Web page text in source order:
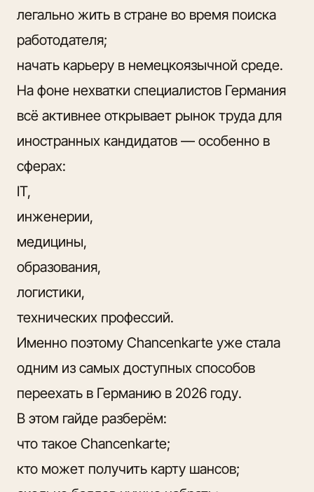
легально жить в стране во время поиска
работодателя;
начать карьеру в немецкоязычной среде.
На фоне нехватки специалистов Германия
всё активнее открывает рынок труда для
иностранных кандидатов — особенно в
сферах:
IT,
инженерии,
медицины,
образования,
логистики,
технических профессий.
Именно поэтому Chancenkarte уже стала
одним из самых доступных способов
переехать в Германию в 2026 году.
В этом гайде разберём:
что такое Chancenkarte;
кто может получить карту шансов;